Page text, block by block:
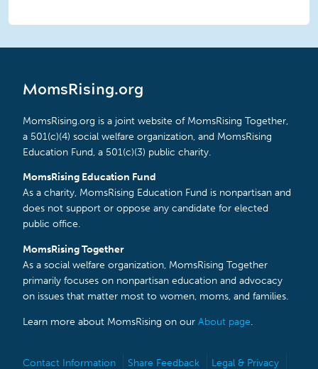
MomsRising.org
MomsRising.org is a joint website of MomsRising Together,
a 501(c)(4) social welfare organization, and MomsRising
Education Fund, a 501(c)(3) public charity.
MomsRising Education Fund
As a charity, MomsRising Education Fund is nonpartisan and
does not support or oppose any candidate for elected
public office.
MomsRising Together
As a social welfare organization, MomsRising Together
primarily focuses on nonpartisan education and advocacy
on issues that matter most to women, moms, and families.
Learn more about MomsRising on our About page.
Contact Information Share Feedback Legal & Privacy